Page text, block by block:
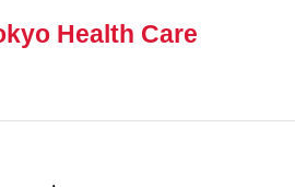
Health Care